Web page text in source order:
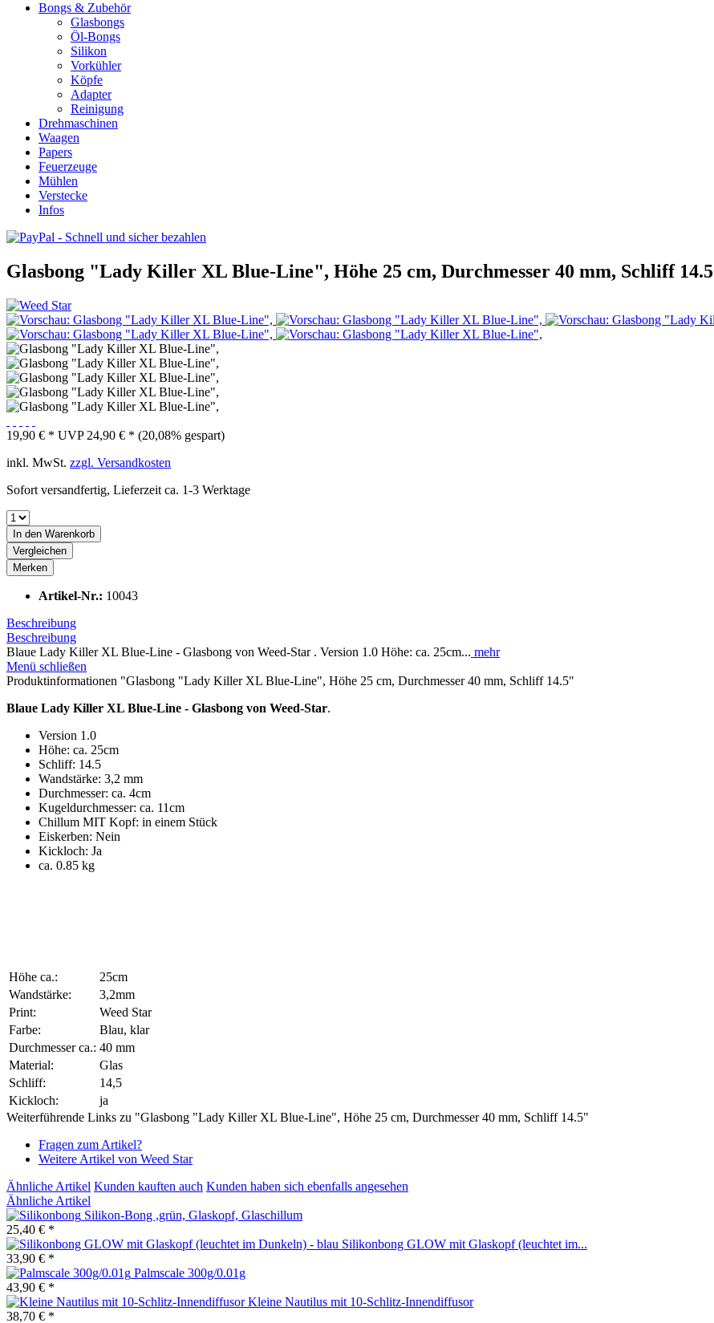
Bongs & Zubehör
Glasbongs
Öl-Bongs
Silikon
Vorkühler
Köpfe
Adapter
Reinigung
Drehmaschinen
Waagen
Papers
Feuerzeuge
Mühlen
Verstecke
Infos
Glasbong "Lady Killer XL Blue-Line", Höhe 25 cm, Durchmesser 40 mm, Schliff 14.5
19,90 € * UVP 24,90 € * (20,08% gespart)
inkl. MwSt. zzgl. Versandkosten
Sofort versandfertig, Lieferzeit ca. 1-3 Werktage
In den Warenkorb
Vergleichen
Merken
Artikel-Nr.: 10043
Beschreibung
Beschreibung
Blaue Lady Killer XL Blue-Line - Glasbong von Weed-Star . Version 1.0 Höhe: ca. 25cm... mehr
Menü schließen
Produktinformationen "Glasbong "Lady Killer XL Blue-Line", Höhe 25 cm, Durchmesser 40 mm, Schliff 14.5"
Blaue Lady Killer XL Blue-Line - Glasbong von Weed-Star.
Version 1.0
Höhe: ca. 25cm
Schliff: 14.5
Wandstärke: 3,2 mm
Durchmesser: ca. 4cm
Kugeldurchmesser: ca. 11cm
Chillum MIT Kopf: in einem Stück
Eiskerben: Nein
Kickloch: Ja
ca. 0.85 kg
Höhe ca.:
25cm
Wandstärke:
3,2mm
Print:
Weed Star
Farbe:
Blau, klar
Durchmesser ca.: 40 mm
Material:
Glas
Schliff:
14,5
Kickloch:
ja
Weiterführende Links zu "Glasbong "Lady Killer XL Blue-Line", Höhe 25 cm, Durchmesser 40 mm, Schliff 14.5"
Fragen zum Artikel?
Weitere Artikel von Weed Star
Ähnliche Artikel Kunden kauften auch Kunden haben sich ebenfalls angesehen
Ähnliche Artikel
Silikon-Bong ,grün, Glaskopf, Glaschillum
25,40 € *
Silikonbong GLOW mit Glaskopf (leuchtet im...
33,90 € *
Palmscale 300g/0.01g
43,90 € *
Kleine Nautilus mit 10-Schlitz-Innendiffusor
38,70 € *